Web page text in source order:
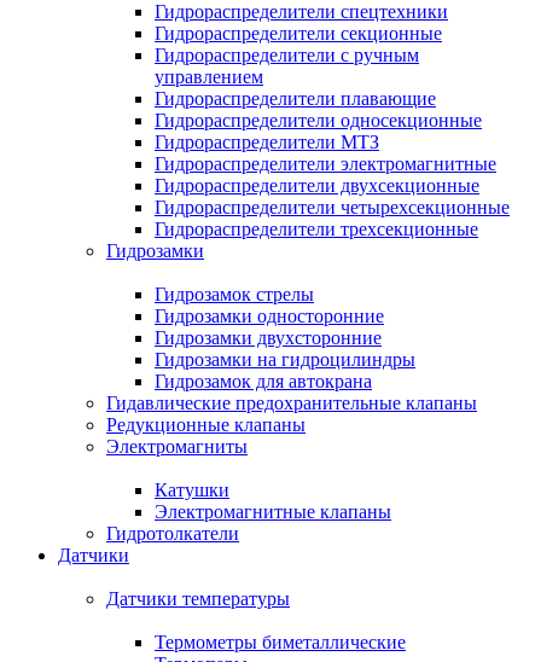
Гидрораспределители спецтехники
Гидрораспределители секционные
Гидрораспределители с ручным
управлением
Гидрораспределители плавающие
Гидрораспределители односекционные
Гидрораспределители МТЗ
Гидрораспределители электромагнитные
Гидрораспределители двухсекционные
Гидрораспределители четырехсекционные
Гидрораспределители трехсекционные
Гидрозамки
Гидрозамок стрелы
Гидрозамки односторонние
Гидрозамки двухсторонние
Гидрозамки на гидроцилиндры
Гидрозамок для автокрана
Гидавлические предохранительные клапаны
Редукционные клапаны
Электромагниты
Катушки
Электромагнитные клапаны
Гидротолкатели
Датчики
Датчики температуры
Термометры биметаллические